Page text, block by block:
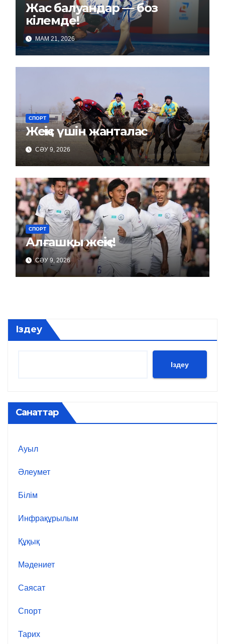
Жас балуандар — боз
кілемде!
МАМ 21, 2026
СПОРТ
Жеңіс үшін жанталас
СӘУ 9, 2026
СПОРТ
Алғашқы жеңіс!
СӘУ 9, 2026
Іздеу
Іздеу
Санаттар
Ауыл
Әлеумет
Білім
Инфрақұрылым
Құқық
Мәдениет
Саясат
Спорт
Тарих